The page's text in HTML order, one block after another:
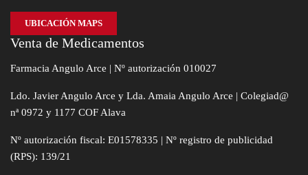
UBICACIÓN MAPS
Venta de Medicamentos
Farmacia Angulo Arce | Nº autorización 010027
Ldo. Javier Angulo Arce y Lda. Amaia Angulo Arce | Colegiad@
nª 0972 y 1177 COF Alava
Nº autorización fiscal: E01578335 | Nº registro de publicidad
(RPS): 139/21